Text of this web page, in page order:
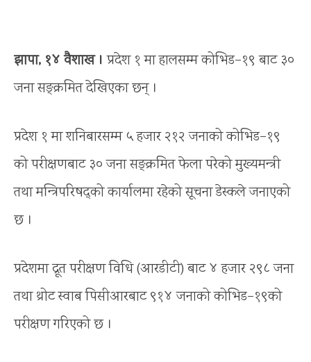
झापा, १४ वैशाख । प्रदेश १ मा हालसम्म कोभिड–१९ बाट ३०
जना सङ्क्रमित देखिएका छन् ।
प्रदेश १ मा शनिबारसम्म ५ हजार २१२ जनाको कोभिड–१९
को परीक्षणबाट ३० जना सङ्क्रमित फेला परेको मुख्यमन्त्री
तथा मन्त्रिपरिषद्को कार्यालमा रहेको सूचना डेस्कले जनाएको
छ ।
प्रदेशमा द्रूत परीक्षण विधि (आरडीटी) बाट ४ हजार २९८ जना
तथा थ्रोट स्वाब पिसीआरबाट ९१४ जनाको कोभिड–१९को
परीक्षण गरिएको छ ।